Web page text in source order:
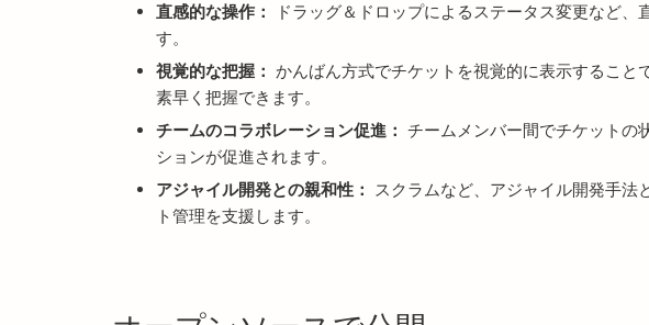
直感的な操作：
ドラッグ＆ドロップによるステータス変更など、
す。
視覚的な把握： かんばん方式でチケットを視覚的に表示すること
素早く把握できます。
チームのコラボレーション促進： チームメンバー間でチケットの
ションが促進されます。
アジャイル開発との親和性： スクラムなど、アジャイル開発手法
ト管理を支援します。